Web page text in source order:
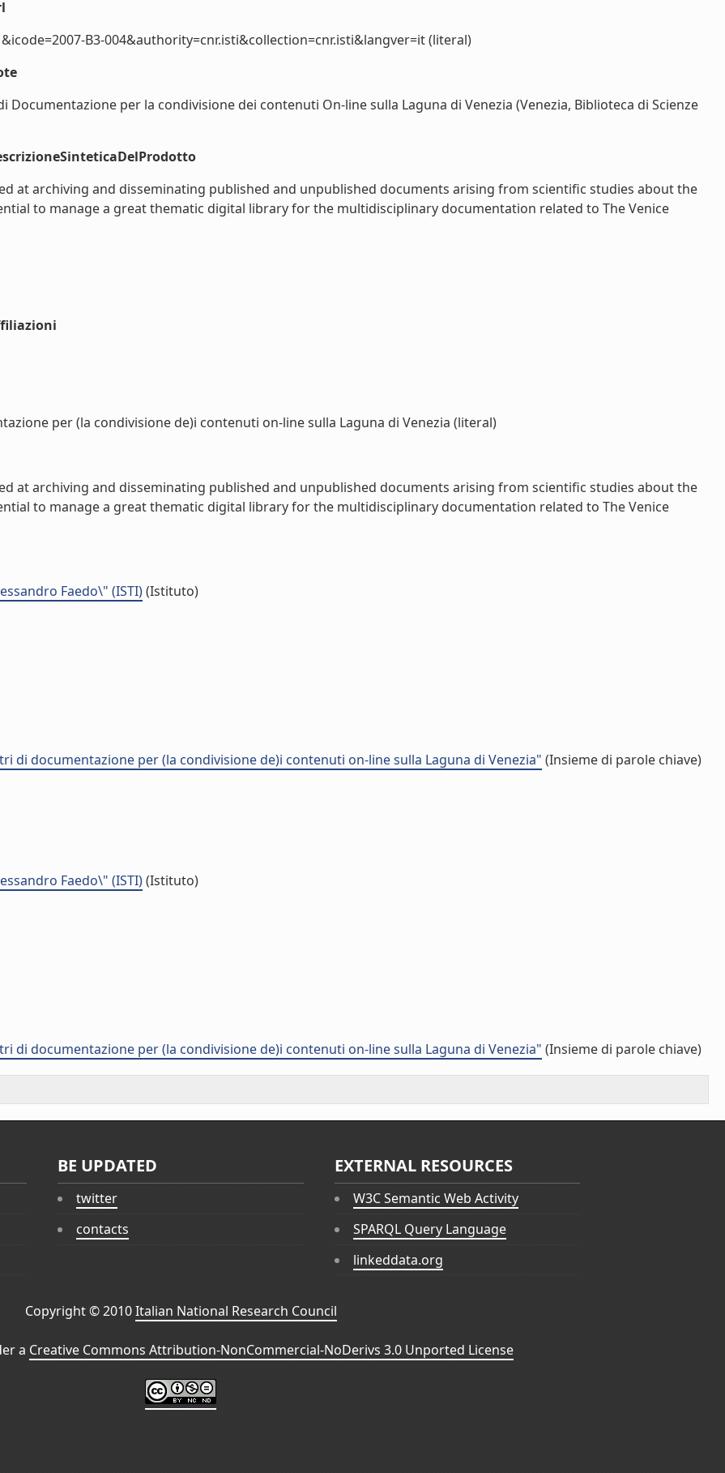
B3-004&authority=cnr.isti&collection=cnr.isti&langver=it (literal)
per la condivisione dei contenuti On-line sulla Laguna di Venezia (Venezia, Biblioteca di Scienze
at archiving and disseminating published and unpublished documents arising from scientific studies about the
to manage a great thematic digital library for the multidisciplinary documentation related to The Venice
per (la condivisione de)i contenuti on-line sulla Laguna di Venezia (literal)
at archiving and disseminating published and unpublished documents arising from scientific studies about the
to manage a great thematic digital library for the multidisciplinary documentation related to The Venice
Faedo\" (ISTI)(Istituto)
di documentazione per (la condivisione de)i contenuti on-line sulla Laguna di Venezia" (Insieme di parole chiave)
Faedo\" (ISTI)(Istituto)
di documentazione per (la condivisione de)i contenuti on-line sulla Laguna di Venezia" (Insieme di parole chiave)
BE UPDATED
twitter
contacts
EXTERNAL RESOURCES
W3C Semantic Web Activity
SPARQL Query Language
linkeddata.org
Copyright © 2010Italian National Research Council
a Creative Commons Attribution-NonCommercial-NoDerivs 3.0 Unported License